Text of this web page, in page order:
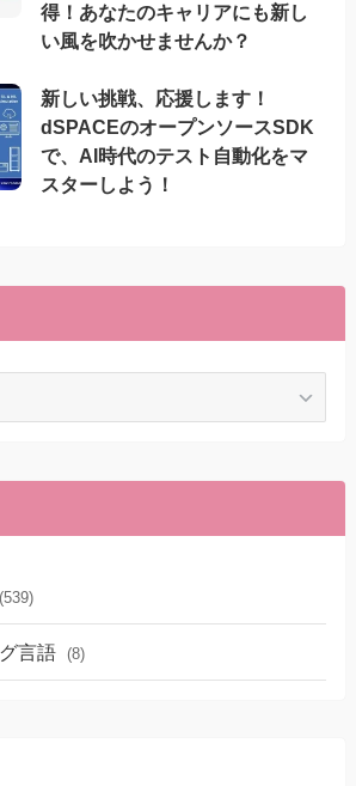
得！あなたのキャリアにも新し
い風を吹かせませんか？
新しい挑戦、応援します！
dSPACEのオープンソースSDK
で、AI時代のテスト自動化をマ
スターしよう！
(539)
言語 (8)